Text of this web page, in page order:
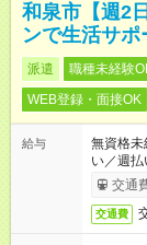
和泉市【週2
ンで生活サポ
派遣 職種未経験
WEB登録・面接OK
給与
無資格
い／週
完了次
交通
交通費